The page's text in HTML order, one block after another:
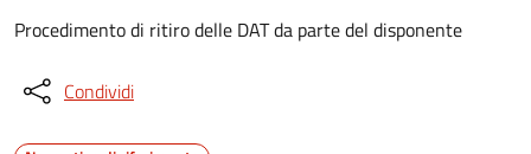
Procedimento di ritiro delle DAT da parte del disponente
Condividi